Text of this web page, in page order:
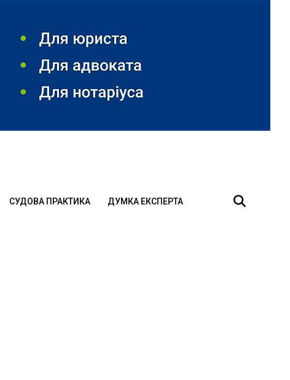
СУДОВА ПРАКТИКА ДУМКА ЕКСПЕРТА